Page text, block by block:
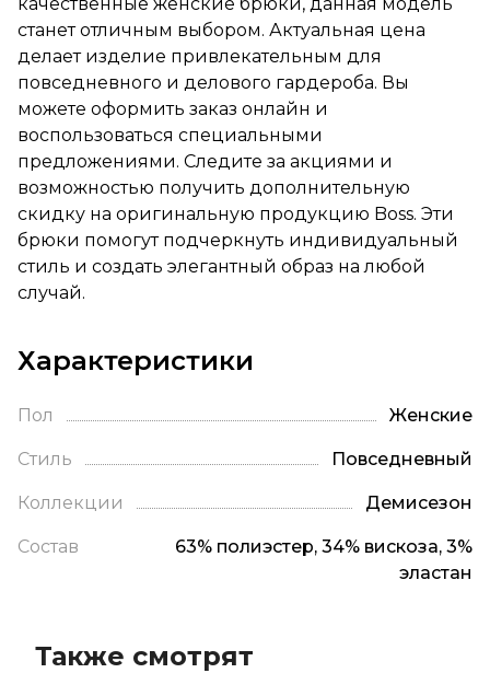
станет отличным выбором. Актуальная цена
делает изделие привлекательным для
повседневного и делового гардероба. Вы
можете оформить заказ онлайн и
воспользоваться специальными
предложениями. Следите за акциями и
возможностью получить дополнительную
скидку на оригинальную продукцию Boss. Эти
брюки помогут подчеркнуть индивидуальный
стиль и создать элегантный образ на любой
случай.
Характеристики
Пол Женские
Стиль Повседневный
Коллекции Демисезон
Состав
63% полиэстер, 34% вискоза, 3%
эластан
Также смотрят